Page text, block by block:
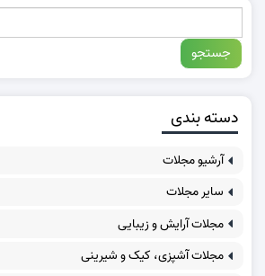
دسته بندی
آرشیو مجلات
سایر مجلات
مجلات آرایش و زیبایی
مجلات آشپزی، کیک و شیرینی